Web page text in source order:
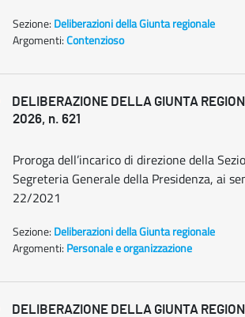
Sezione: Deliberazioni della Giunta regionale
Argomenti:Contenzioso
DELIBERAZIONE DELLA GIUNTA
2026, n. 621
Proroga dell’incarico di direzione della
Segreteria Generale della Presidenza, ai
22/2021
Sezione: Deliberazioni della Giunta regionale
Argomenti: Personale e organizzazione
DELIBERAZIONE DELLA GIUNTA